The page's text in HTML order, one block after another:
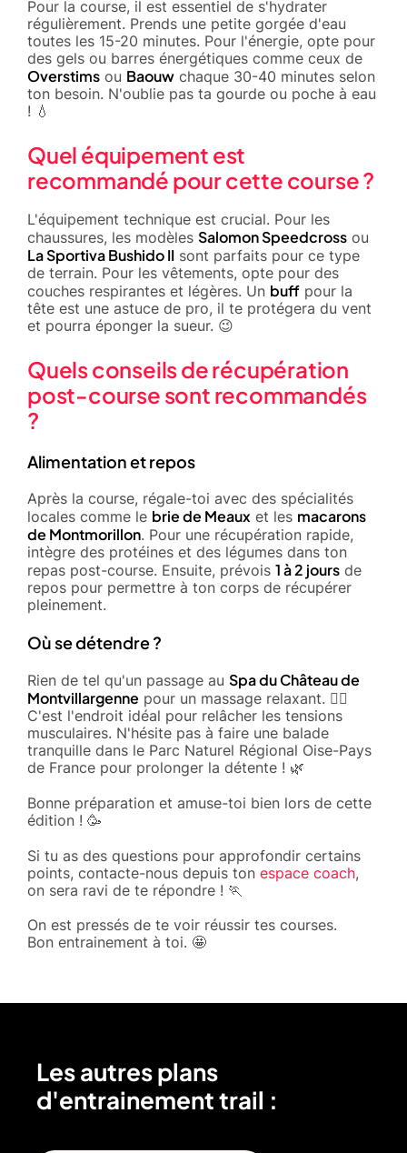
Pour la course, il est essentiel de s'hydrater
régulièrement. Prends une petite gorgée d'eau
toutes les 15-20 minutes. Pour l'énergie, opte pour
des gels ou barres énergétiques comme ceux de
Overstims ou Baouw chaque 30-40 minutes selon
ton besoin. N'oublie pas ta gourde ou poche à eau
! 💧
Quel équipement est
recommandé pour cette course ?
L'équipement technique est crucial. Pour les
chaussures, les modèles Salomon Speedcross ou
La Sportiva Bushido II sont parfaits pour ce type
de terrain. Pour les vêtements, opte pour des
couches respirantes et légères. Un buff pour la
tête est une astuce de pro, il te protégera du vent
et pourra éponger la sueur. 😉
Quels conseils de récupération
post-course sont recommandés
?
Alimentation et repos
Après la course, régale-toi avec des spécialités
locales comme le brie de Meaux et les macarons
de Montmorillon. Pour une récupération rapide,
intègre des protéines et des légumes dans ton
repas post-course. Ensuite, prévois 1 à 2 jours de
repos pour permettre à ton corps de récupérer
pleinement.
Où se détendre ?
Rien de tel qu'un passage au Spa du Château de
Montvillargenne pour un massage relaxant. 🧖‍♂️
C'est l'endroit idéal pour relâcher les tensions
musculaires. N'hésite pas à faire une balade
tranquille dans le Parc Naturel Régional Oise-Pays
de France pour prolonger la détente ! 🌿
Bonne préparation et amuse-toi bien lors de cette
édition ! 🥳
Si tu as des questions pour approfondir certains
points, contacte-nous depuis ton espace coach,
on sera ravi de te répondre ! 🏃
On est pressés de te voir réussir tes courses.
Bon entrainement à toi. 🤩
Les autres plans
d'entrainement trail :